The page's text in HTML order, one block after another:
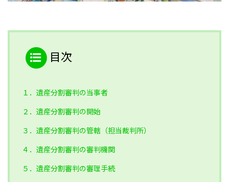
目次
１．遺産分割審判の当事者
２．遺産分割審判の開始
３．遺産分割審判の管轄（担当裁判所）
４．遺産分割審判の審判機関
５．遺産分割審判の審理手続